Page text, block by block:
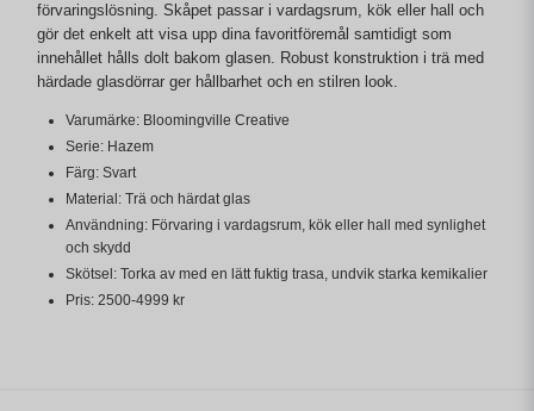
förvaringslösning. Skåpet passar i vardagsrum, kök eller hall och
gör det enkelt att visa upp dina favoritföremål samtidigt som
innehållet hålls dolt bakom glasen. Robust konstruktion i trä med
härdade glasdörrar ger hållbarhet och en stilren look.
Varumärke: Bloomingville Creative
Serie: Hazem
Färg: Svart
Material: Trä och härdat glas
Användning: Förvaring i vardagsrum, kök eller hall med synlighet
och skydd
Skötsel: Torka av med en lätt fuktig trasa, undvik starka kemikalier
Pris: 2500-4999 kr